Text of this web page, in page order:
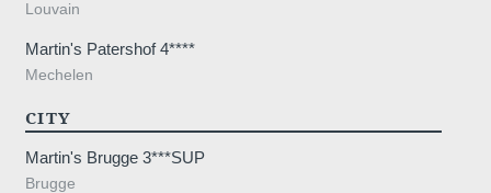
Louvain
Martin's Patershof 4****
Mechelen
CITY
Martin's Brugge 3***SUP
Brugge